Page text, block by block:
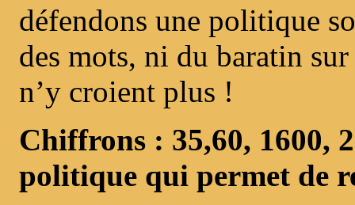
défendons une politique
des mots, ni du baratin
n’y croient plus !
Chiffrons : 35,60, 1600,
politique qui permet de